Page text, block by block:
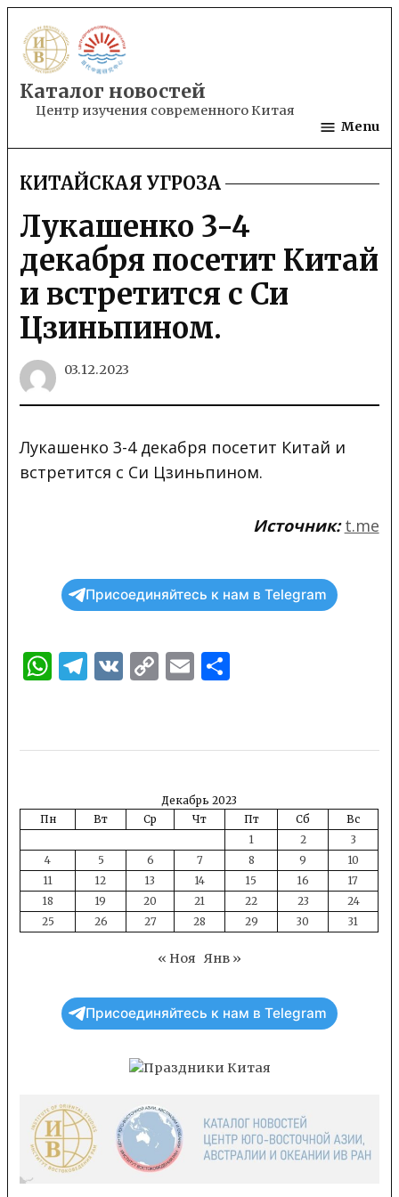
to
content
Каталог новостей
Центр изучения современного Китая
Menu
POSTED
IN
КИТАЙСКАЯ УГРОЗА
Лукашенко 3-4
декабря посетит Китай
и встретится с Си
Цзиньпином.
03.12.2023
Лукашенко 3-4 декабря посетит Китай и
встретится с Си Цзиньпином.
Источник: t.me
Присоединяйтесь к нам в Telegram
WhatsApp
Telegram
VKCopyEmail
Декабрь 2023
Пн
Вт Ср Чт Пт Сб
Вс
1
2
3
4
5 6 7 8 9
10
11
12 13 14 15 16
17
18
19 20 21 22 23
24
25
26 27 28 29 30 31
« Ноя Янв »
Присоединяйтесь к нам в Telegram